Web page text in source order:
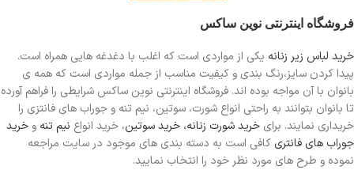
فروشگاه اینترنتی نوین ساکس
خرید لباس زیر زنانه یکی از مواردی است که اغلب با دغدغه هایی همراه است.
پیدا کردن سایز،رنگ بندی و کیفیت مناسب از جمله مواردی است که همه ی
بانوان با آن مواجه بوده اند. فروشگاه اینترنتی نوین ساکس شرایطی را فراهم آورده
تا بانوان بتوانند به راحتی انواع شورت، سوتین، نیم تنه و جوراب های فانتزی را
خریداری نمایند. برای خرید شورت زنانه، خرید سوتین، خرید انواع نیم تنه و خرید
جوراب های فانتری کافی است به دسته بندی های موجود در سایت مراجعه
نموده و طرح های مورد نظر خود را انتخاب نمایید.